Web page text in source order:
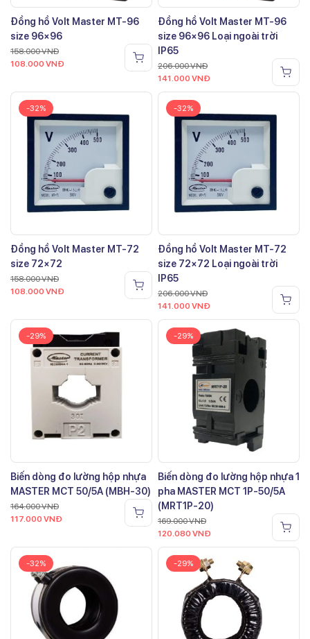
Đồng hồ Volt Master MT-96
size 96×96
158.000VNĐ
108.000 VNĐ
Đồng hồ Volt Master MT-96
size 96×96 Loại ngoài trời
IP65
206.000VNĐ
141.000 VNĐ
-32%
Đồng hồ Volt Master MT-72
size 72×72
158.000VNĐ
108.000 VNĐ
-32%
Đồng hồ Volt Master MT-72
size 72×72 Loại ngoài trời
IP65
206.000VNĐ
141.000 VNĐ
-29%
Biến dòng đo lường hộp nhựa
MASTER MCT 50/5A (MBH-30)
164.000VNĐ
117.000 VNĐ
-29%
Biến dòng đo lường hộp nhựa 1
pha MASTER MCT 1P-50/5A
(MRT1P-20)
169.000VNĐ
120.080 VNĐ
-32% -29%